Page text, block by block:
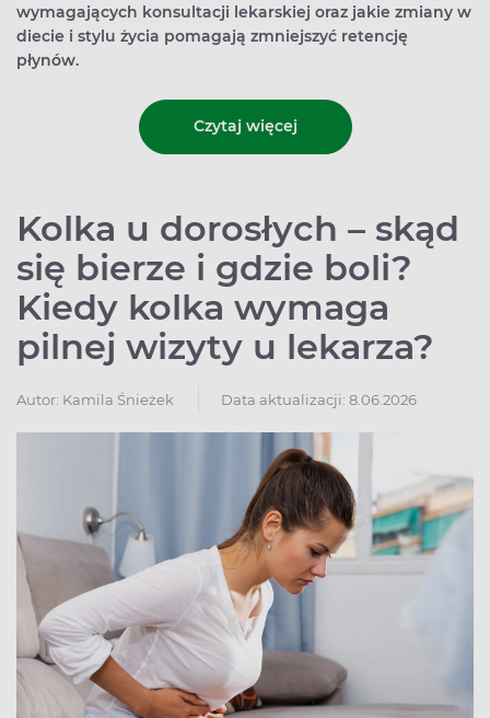
wymagających konsultacji lekarskiej oraz jakie zmiany w
diecie i stylu życia pomagają zmniejszyć retencję
płynów.
Czytaj więcej
Kolka u dorosłych – skąd
się bierze i gdzie boli?
Kiedy kolka wymaga
pilnej wizyty u lekarza?
Autor: Kamila Śnieżek Data aktualizacji: 8.06.2026